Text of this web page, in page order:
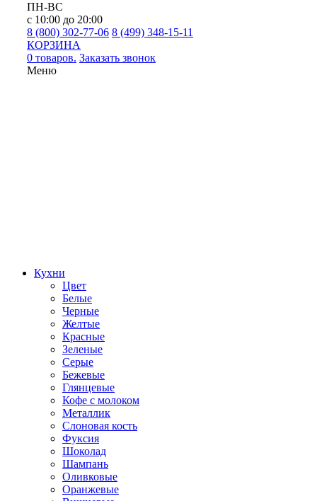
ПН-ВС
с 10:00 до 20:00
8 (800) 302-77-06 8 (499) 348-15-11
КОРЗИНА
0 товаров. Заказать звонок
Меню
Кухни
Цвет
Белые
Черные
Желтые
Красные
Зеленые
Серые
Бежевые
Глянцевые
Кофе с молоком
Металлик
Слоновая кость
Фуксия
Шоколад
Шампань
Оливковые
Оранжевые